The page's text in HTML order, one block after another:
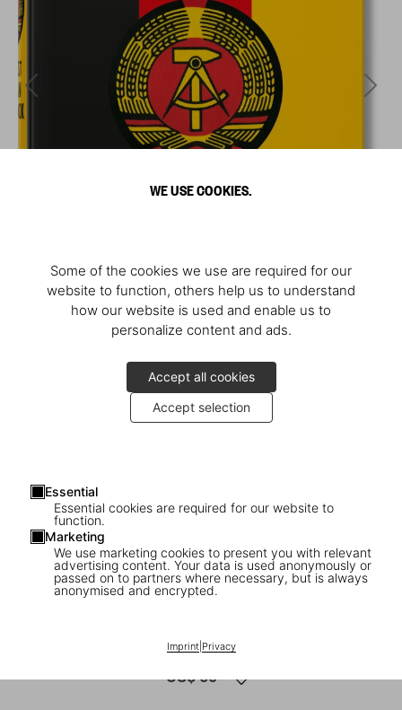
WE USE COOKIES.
Some of the cookies we use are required for our
website to function, others help us to understand
how our website is used and enable us to
personalize content and ads.
Accept all cookies
Accept selection
Essential
Essential cookies are required for our website to
function.
Marketing
We use marketing cookies to present you with relevant
advertising content. Your data is used anonymously or
passed on to partners where necessary, but is always
anonymised and encrypted.
Imprint| Privacy
1/7
Handbook
US$ 50